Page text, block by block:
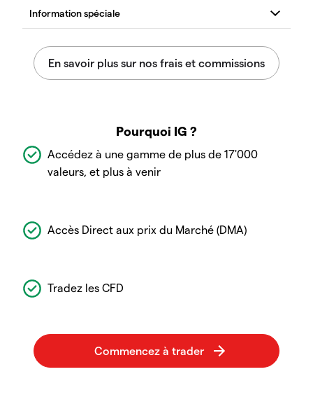
Pourquoi IG ?
Accédez à une gamme de plus de 17'000
valeurs, et plus à venir
Accès Direct aux prix du Marché (DMA)
Tradez les CFD